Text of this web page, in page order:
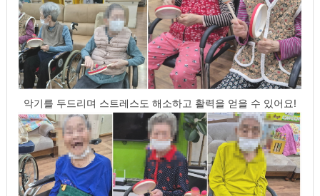
악기를 두드리며 스트레스도 해소하고 활력을 얻을 수 있어요!